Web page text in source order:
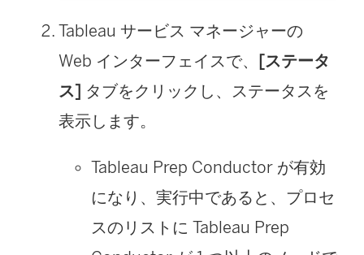
Tableau サービス マネージャーの
Web インターフェイスで、 [ステータ
ス] タブをクリックし、ステータスを
表示します。
Tableau Prep Conductor が有効
になり、実行中であると、プロセ
スのリストに Tableau Prep